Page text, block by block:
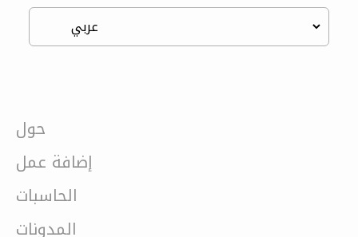
حول
إضافة عمل
الحاسبات
المدونات